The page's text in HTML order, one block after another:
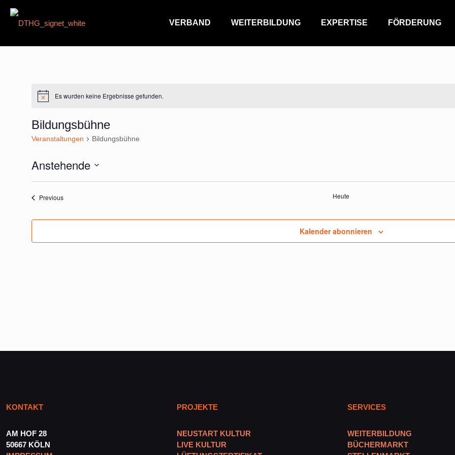
VERBAND WEITERBILDUNG EXPERTISE FÖRDERUNG
HinweisEs wurden keine Ergebnisse gefunden.
Bildungsbühne
Veranstaltungen Bildungsbühne
Anstehende
List
in
PreviousVeranstaltungen Heute
Kalender abonnieren
KONTAKT
AM HOF 28
50667 KÖLN
PROJEKTE
NEUSTART KULTUR
LIVE KULTUR
SERVICES
WEITERBILDUNG
BÜCHERMARKT